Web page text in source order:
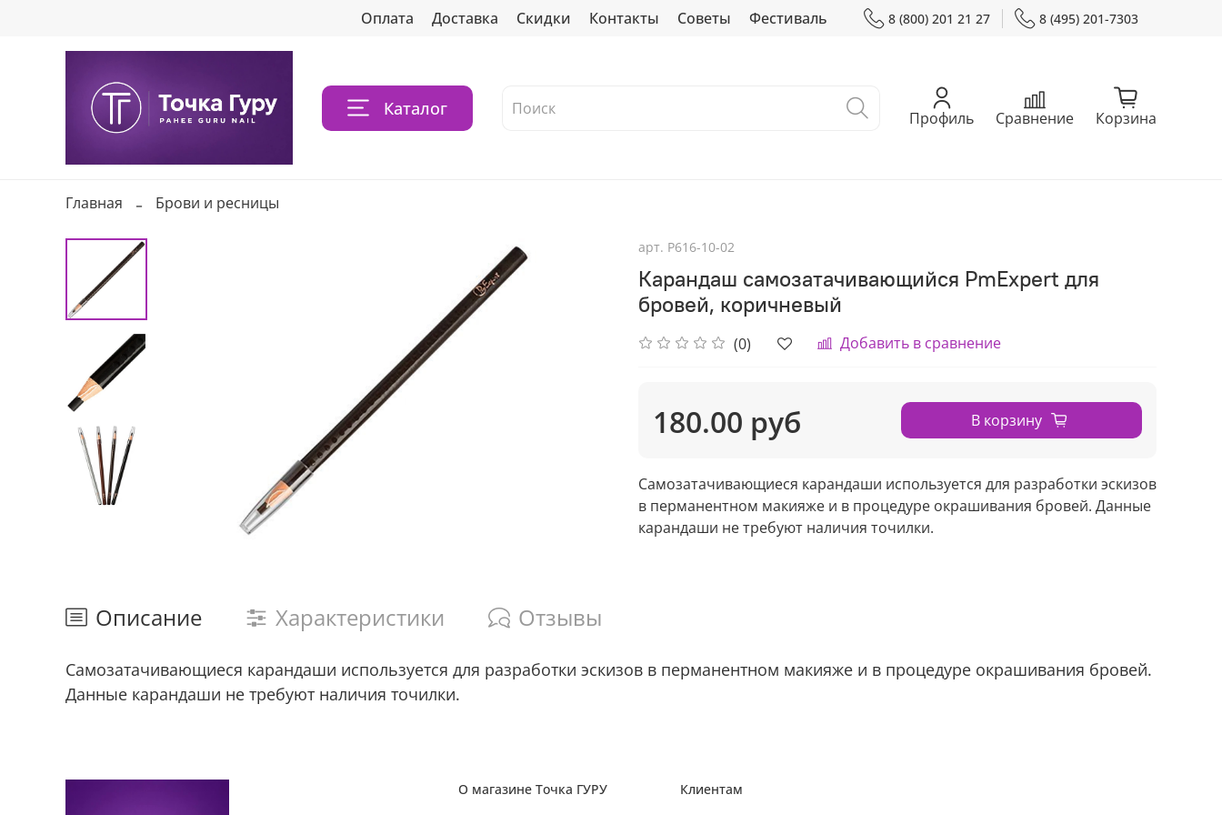
Оплата Доставка Скидки Контакты Советы Фестиваль 8 (800) 201 21 27 8 (495) 201-7303
Каталог Профиль Сравнение Корзина
Главная Брови и ресницы
арт. Р616-10-02
Карандаш самозатачивающийся PmExpert для
бровей, коричневый
(0) Добавить в сравнение
180.00 руб В корзину
Самозатачивающиеся карандаши используется для разработки эскизов
в перманентном макияже и в процедуре окрашивания бровей. Данные
карандаши не требуют наличия точилки.
Описание Характеристики Отзывы
Самозатачивающиеся карандаши используется для разработки эскизов в перманентном макияже и в процедуре окрашивания бровей.
Данные карандаши не требуют наличия точилки.
О магазине Точка ГУРУ
Клиентам